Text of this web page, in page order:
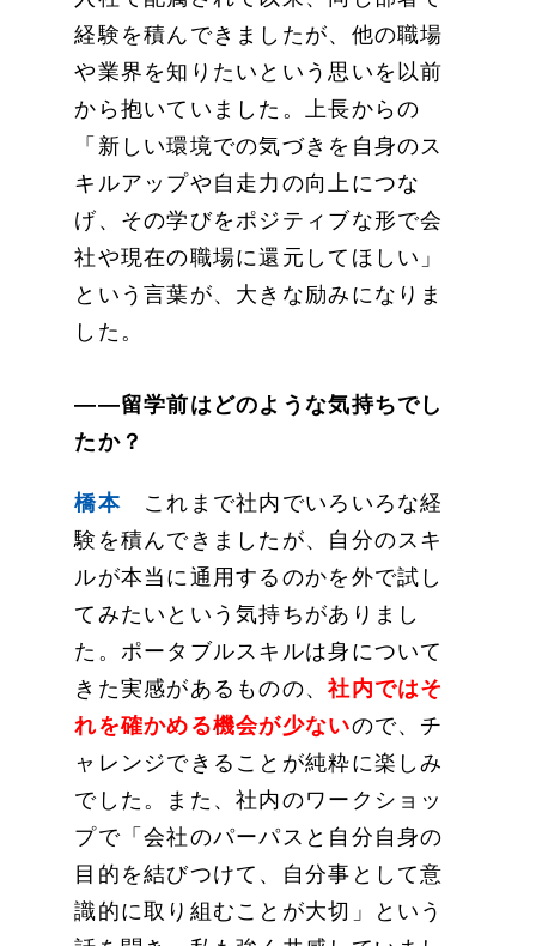
経験を積んできましたが、他の職場
や業界を知りたいという思いを以前
から抱いていました。上長からの
「新しい環境での気づきを自身のス
キルアップや自走力の向上につな
げ、その学びをポジティブな形で会
社や現在の職場に還元してほしい」
という言葉が、大きな励みになりま
した。
——留学前はどのような気持ちでし
たか？
橋本これまで社内でいろいろな経
験を積んできましたが、自分のスキ
ルが本当に通用するのかを外で試し
てみたいという気持ちがありまし
た。ポータブルスキルは身について
きた実感があるものの、社内ではそ
れを確かめる機会が少ないので、チ
ャレンジできることが純粋に楽しみ
でした。また、社内のワークショッ
プで「会社のパーパスと自分自身の
目的を結びつけて、自分事として意
識的に取り組むことが大切」という